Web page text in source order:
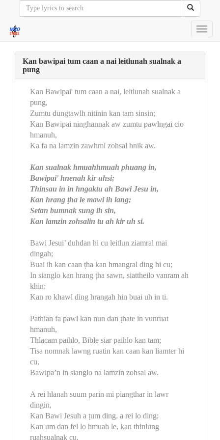
Kan bawipai tum caan a nai leitlunah sualnak a
pung
Kan Bawipai' tum caan a nai, leitlunah sualnak a
pung,
Zumtu dungtawlh nitinin kan tam sinsin;
Kan Bawipai ninghannak aw zumtu pawlngai cio
hmanuh,
Ka fa na lamzin zawhmi zohsal hnik aw.
Kan sualnak hmuahhmuah phuang in,
Bawipai' hnenah kir uhsi;
Thinsau in in hngaktu ah Bawi Jesu in,
Kan hrang ṭha le mawi ih lang;
Setan bumnak sung ih sin,
Kan lamzin zohsalin tu ah kir uh si.
Bawi Jesui’ duhdan hi cu leitlun ziamral mai
dingah;
Buai ih kan caan ṭha kan hmangral ding hi cu;
In sianglo kan hrang ṭha sawn, siattheilo vanram ah
khin;
Kan ro khawl ding hrangah hin buai uh in ti.
Pathian fa pawl kan nun dan ṭhate in vunruat
hmanuh,
Thlacam paihlo, Bible siar paihlo kan tam;
Tisa nomnak lawng ruatin kan caan kan liamter hi
cu,
Bawipa’n in sianglo na lamzin zohsal aw.
A rei hlanah suum parin mi piangthar in lawr
dingin,
Kan Bawi Jesuh a ṭum ding, a rei lo ding;
Kan um dan fel lo hmuah le, kan thinlung
ruahsualnak cu,